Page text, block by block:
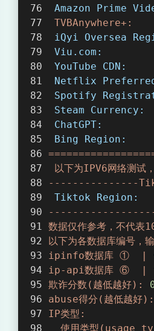
Amazon Prime
TVBAnywhere+:
iQyi Oversea
Viu.com:
YouTube CDN:
Netflix Preferred
Spotify
Steam Currency:
ChatGPT:
Bing Region:
以下为IPV6网络测试
---------------TikTok
Tiktok Region:
-------------------欺
数据仅作参考，不代表
以下为各数据库编号，
ipinfo数据库 ① |
ip-api数据库 ⑥ |
欺诈分数(越低越好):
abuse得分(越低越好):
IP类型:
使用类型